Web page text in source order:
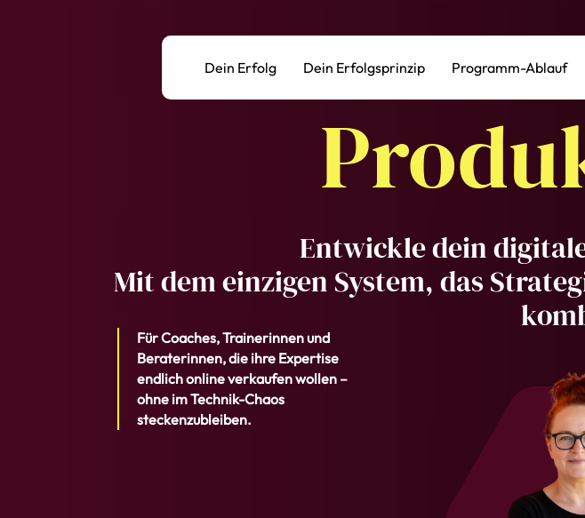
Dein Erfolg Dein Erfolgsprinzip Programm-Ablauf
Entwickle dein
Mit dem einzigen System, das
Für Coaches, Trainerinnen und
Beraterinnen, die ihre Expertise
endlich online verkaufen wollen –
ohne im Technik-Chaos
steckenzubleiben.